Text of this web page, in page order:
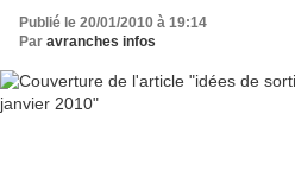
Publié le 20/01/2010 à 19:14
Par avranches infos